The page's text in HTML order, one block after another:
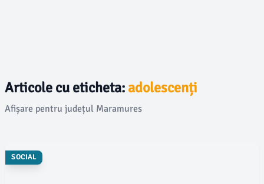
Articole cu eticheta: adolescenți
Afișare pentru județul Maramures
SOCIAL